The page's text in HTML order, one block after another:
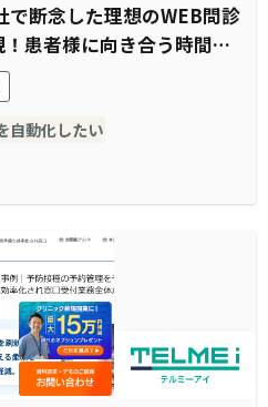
で断念した理想のWEB問診
患者様に向き合う時間の
自動化したい